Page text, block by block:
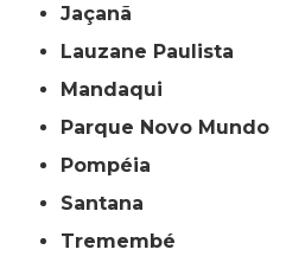
Jaçanã
Lauzane Paulista
Mandaqui
Parque Novo Mundo
Pompéia
Santana
Tremembé